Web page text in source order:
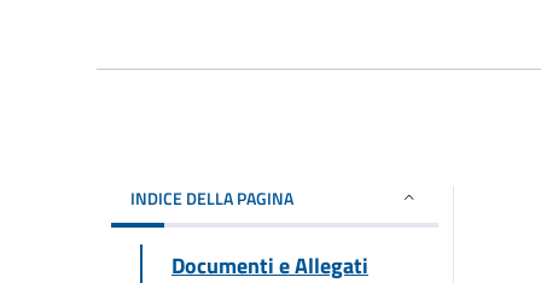
INDICE DELLA PAGINA
Documenti e Allegati